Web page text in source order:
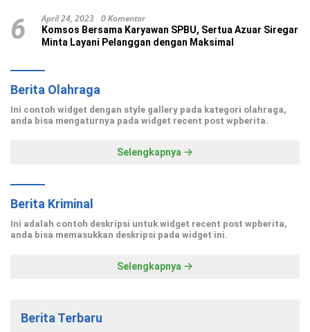
6 April 24, 2023 0 Komentar
Komsos Bersama Karyawan SPBU, Sertua Azuar Siregar
Minta Layani Pelanggan dengan Maksimal
Berita Olahraga
Ini contoh widget dengan style gallery pada kategori olahraga,
anda bisa mengaturnya pada widget recent post wpberita.
Selengkapnya
Berita Kriminal
Ini adalah contoh deskripsi untuk widget recent post wpberita,
anda bisa memasukkan deskripsi pada widget ini.
Selengkapnya
Berita Terbaru